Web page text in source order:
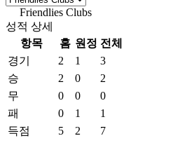
Friendlies Clubs
성적 상세
항목
홈 원정 전체
경기
2 1
3
승
2 0
2
무
0 0
0
패
0 1
1
득점
5 2
7